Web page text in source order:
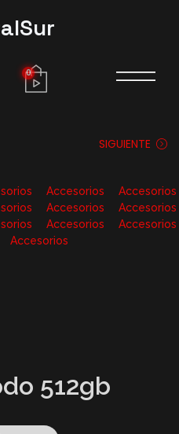
0
SIGUIENTE
Accesorios
Accesorios
Accesorios
Accesorios
Accesorios
Accesorios
Accesorios
512gb